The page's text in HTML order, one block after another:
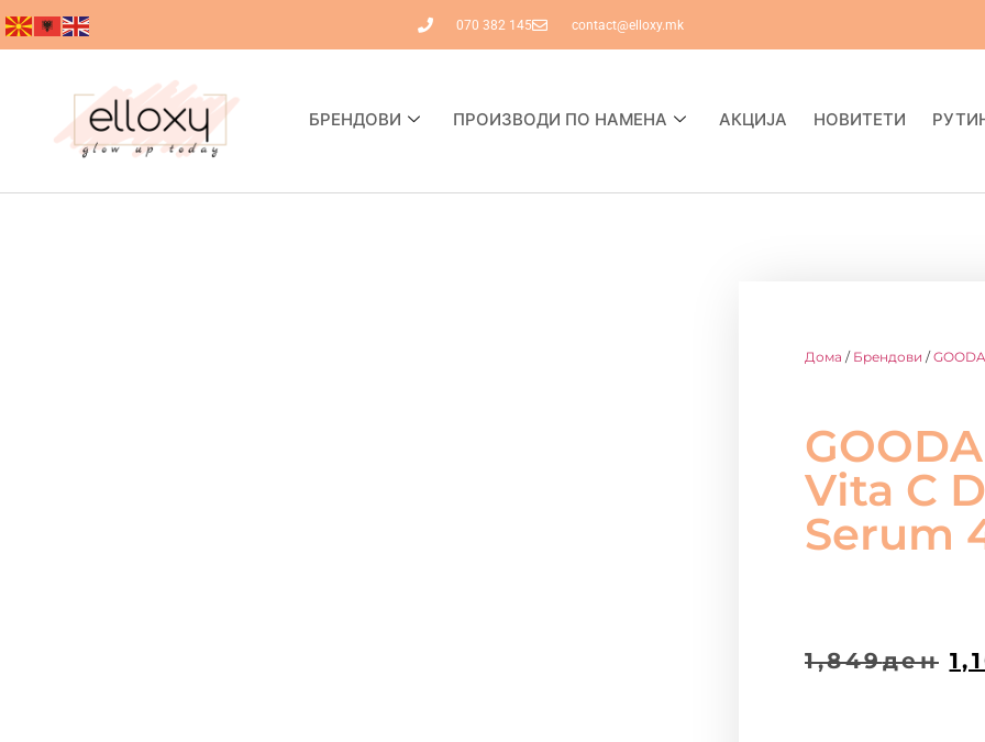
070 382 145 contact@elloxy.mk
БРЕНДОВИ ПРОИЗВОДИ ПО НАМЕНА АКЦИЈА НОВИТЕТИ
Дома / Брендови /
Vita C
Serum
1,849ден